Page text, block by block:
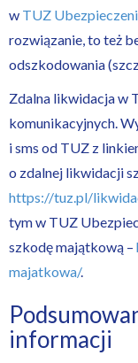
w TUZ
rozwiązanie, to też
odszkodowania
Zdalna likwidacja w
komunikacyjnych.
i sms od TUZ z
o zdalnej likwidacji
https://tuz.pl/
tym w TUZ
szkodę majątkową –
majatkowa/.
informacji